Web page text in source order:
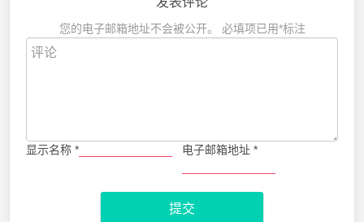
您的电子邮箱地址不会被公开。 必填项已用*标注
显示名称 * 电子邮箱地址 *
提交